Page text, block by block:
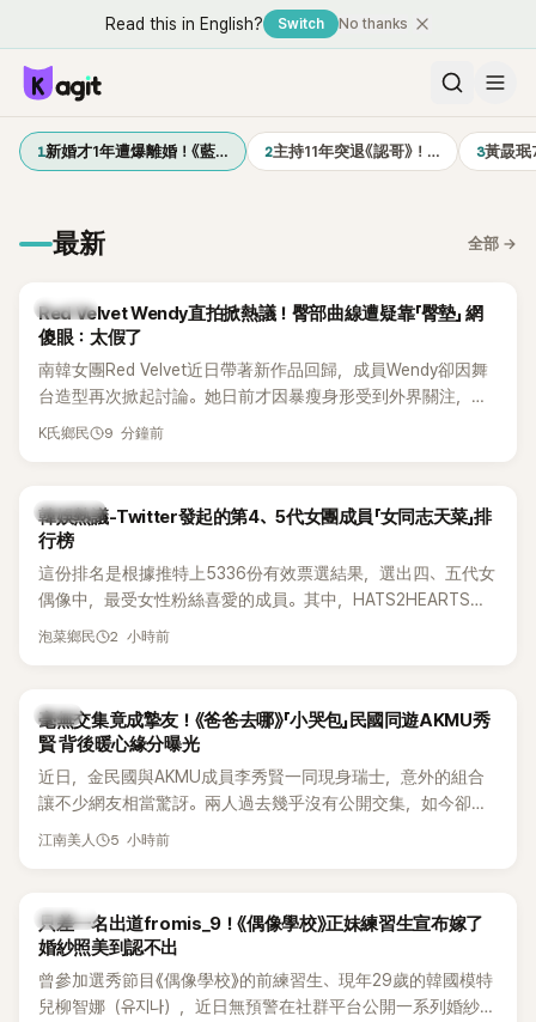
Read this in English? Switch No thanks
1新婚才1年遭爆離婚！《藍… 2主持11年突退《認哥》！… 3黃晸
最新 全部 →
K-POP
Red Velvet Wendy直拍掀熱議！臀部曲線遭疑靠「臀墊」 網
傻眼：太假了
南韓女團Red Velvet近日帶著新作品回歸，成員Wendy卻因舞
台造型再次掀起討論。她日前才因暴瘦身形受到外界關注，又
被質疑在舞台上使用臀墊，如今最新打歌舞台曝光後，再度因
K氏鄉民 9 分鐘前
熱議討論
韓娛熱議-Twitter發起的第4、5代女團成員「女同志天菜」排
行榜
這份排名是根據推特上5336份有效票選結果，選出四、五代女
偶像中，最受女性粉絲喜愛的成員。其中，HATS2HEARTS成
員包攬了前三名，展現了她們在女性社群中的高人氣。
泡菜鄉民 2 小時前
韓星
毫無交集竟成摯友！《爸爸去哪》「小哭包」民國同遊AKMU秀
賢 背後暖心緣分曝光
近日，金民國與AKMU成員李秀賢一同現身瑞士，意外的組合
讓不少網友相當驚訝。兩人過去幾乎沒有公開交集，如今卻一
起踏上瑞士之旅，也讓粉絲紛紛好奇：「他們到底是怎麼認識
江南美人 5 小時前
K-POP
只差一名出道fromis_9！《偶像學校》正妹練習生宣布嫁了
婚紗照美到認不出
曾參加選秀節目《偶像學校》的前練習生、現年29歲的韓國模特
兒柳智娜（유지나），近日無預警在社群平台公開一系列婚紗